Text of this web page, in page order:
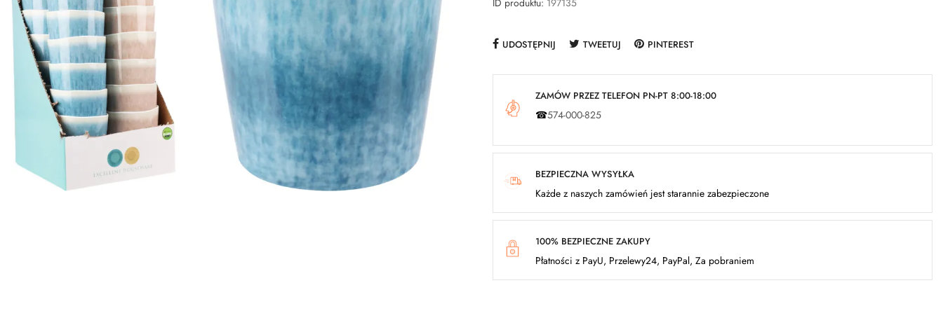
UDOSTĘPNIJ TWEETUJ PINTEREST
ZAMÓW PRZEZ TELEFON PN-PT 8:00-18:00
☎574-000-825
BEZPIECZNA WYSYŁKA
Każde z naszych zamówień jest starannie zabezpieczone
100% BEZPIECZNE ZAKUPY
Płatności z PayU, Przelewy24, PayPal, Za pobraniem